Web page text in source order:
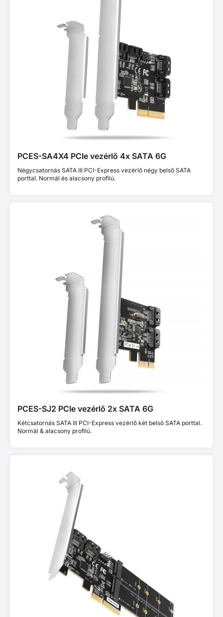
PCES-SA4X4 PCIe vezérlő 4x SATA 6G
Négycsatornás SATA III PCI-Express vezérlő négy belső SATA
porttal. Normál és alacsony profilú.
PCES-SJ2 PCIe vezérlő 2x SATA 6G
Kétcsatornás SATA III PCI-Express vezérlő két belső SATA porttal.
Normál & alacsony profilú.